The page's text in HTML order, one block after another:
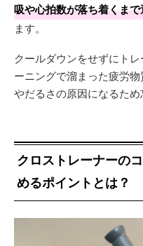
吸や心拍数が落ち着くま
ます。
クールダウンをせずにト
ーニングで溜まった疲労
やだるさの原因になるため
クロストレーナーの
めるポイントとは？